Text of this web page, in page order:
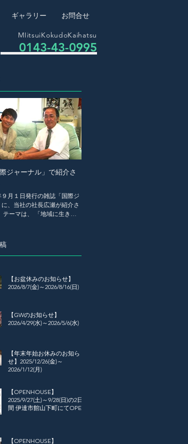
ギャラリー お問合せ
0143-43-0995
MIitsuiKokudoKaihatsu
ジャーナル」で紹介さ
９月１日発行の雑誌「国際ジ
に、当社の社長広瀬が紹介さ
テーマは、 「地域に生きる
、地域とともに生きる企業
【お盆休みのお知らせ】
2026/8/7(金)～2026/8/16(日)
【GWのお知らせ】
2026/4/29(水)～2026/5/6(水)
【年末年始お休みのお知ら
せ】2025/12/26(金)～
2026/1/12(月)
【OPENHOUSE】
2025/9/27(土)～9/28(日)の2日
間 伊達市館山下町にてOPEN
【OPENHOUSE】